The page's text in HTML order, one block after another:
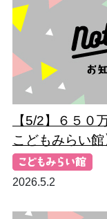
【5/2】６５０
こどもみらい館
2026.5.2